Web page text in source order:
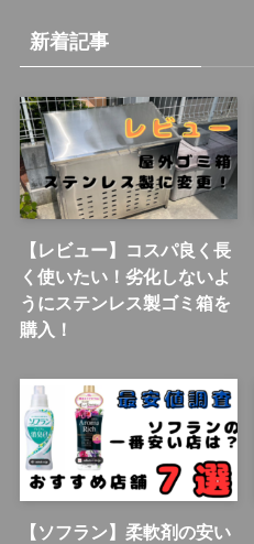
新着記事
【レビュー】コスパ良く長
く使いたい！劣化しないよ
うにステンレス製ゴミ箱を
購入！
【ソフラン】柔軟剤の安い